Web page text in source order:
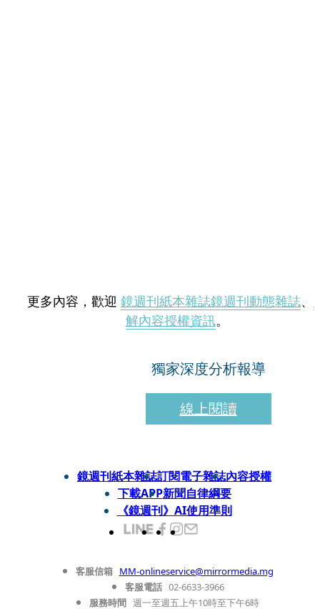
更多內容，歡迎 鏡週刊紙本雜誌鏡週刊動態雜誌、
解內容授權資訊。
獨家深度分析報導
線上閱讀
鏡週刊紙本雜誌訂閱電子雜誌內容授權
下載APP新聞自律綱要
《鏡週刊》AI使用準則
客服信箱 MM-onlineservice@mirrormedia.mg
客服電話 02-6633-3966
服務時間 週一至週五上午10時至下午6時